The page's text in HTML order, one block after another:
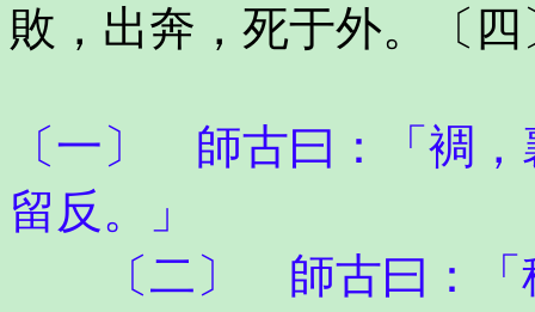
敗，出奔，死于外。〔四
〔一〕 師古曰：「裯
留反。」
〔二〕 師古曰：「穆